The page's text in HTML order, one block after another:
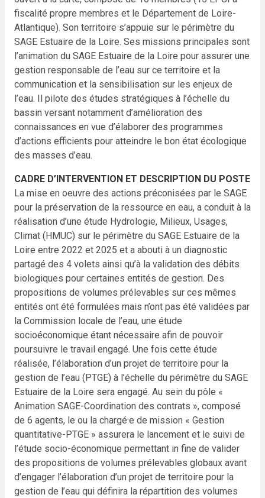
fiscalité propre membres et le Département de Loire-
Atlantique). Son territoire s’appuie sur le périmètre du
SAGE Estuaire de la Loire. Ses missions principales sont
l’animation du SAGE Estuaire de la Loire pour assurer une
gestion responsable de l’eau sur ce territoire et la
communication et la sensibilisation sur les enjeux de
l’eau. Il pilote des études stratégiques à l’échelle du
bassin versant notamment d’amélioration des
connaissances en vue d’élaborer des programmes
d’actions efficients pour atteindre le bon état écologique
des masses d’eau.
CADRE D’INTERVENTION ET DESCRIPTION DU POSTE
La mise en oeuvre des actions préconisées par le SAGE
pour la préservation de la ressource en eau, a conduit à la
réalisation d’une étude Hydrologie, Milieux, Usages,
Climat (HMUC) sur le périmètre du SAGE Estuaire de la
Loire entre 2022 et 2025 et a abouti à un diagnostic
partagé des 4 volets ainsi qu’à la validation des débits
biologiques pour certaines entités de gestion. Des
propositions de volumes prélevables sur ces mêmes
entités ont été formulées mais n’ont pas été validées par
la Commission locale de l’eau, une étude
socioéconomique étant nécessaire afin de pouvoir
poursuivre le travail engagé. Une fois cette étude
réalisée, l’élaboration d’un projet de territoire pour la
gestion de l’eau (PTGE) à l’échelle du périmètre du SAGE
Estuaire de la Loire sera engagé. Au sein du pôle «
Animation SAGE-Coordination des contrats », composé
de 6 agents, le ou la chargé·e de mission « Gestion
quantitative-PTGE » assurera le lancement et le suivi de
l’étude socio-économique permettant in fine de valider
des propositions de volumes prélevables globaux avant
d’engager l’élaboration d’un projet de territoire pour la
gestion de l’eau qui définira la répartition des volumes